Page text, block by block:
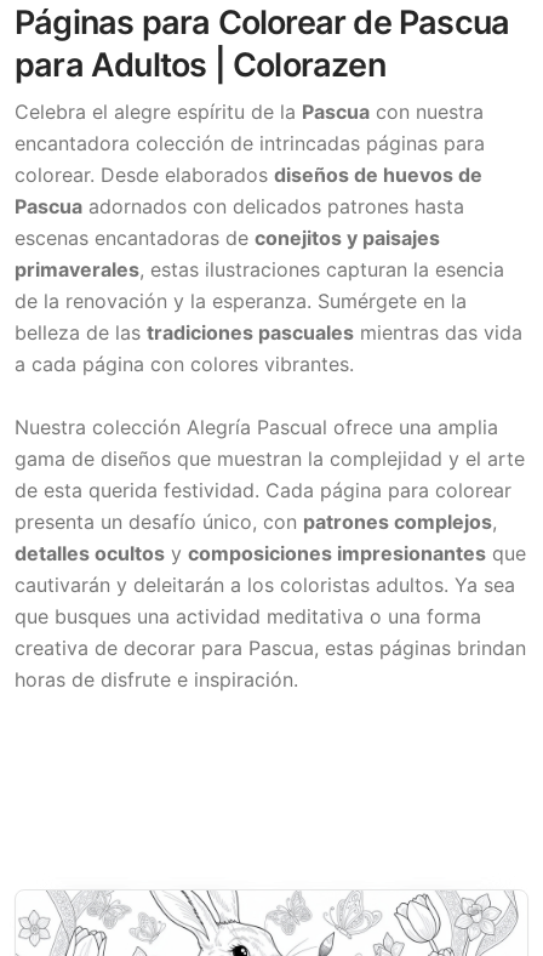
Páginas para Colorear de Pascua
para Adultos | Colorazen
Celebra el alegre espíritu de la Pascua con nuestra
encantadora colección de intrincadas páginas para
colorear. Desde elaborados diseños de huevos de
Pascua adornados con delicados patrones hasta
escenas encantadoras de conejitos y paisajes
primaverales, estas ilustraciones capturan la esencia
de la renovación y la esperanza. Sumérgete en la
belleza de las tradiciones pascuales mientras das vida
a cada página con colores vibrantes.
Nuestra colección Alegría Pascual ofrece una amplia
gama de diseños que muestran la complejidad y el arte
de esta querida festividad. Cada página para colorear
presenta un desafío único, con patrones complejos,
detalles ocultos y composiciones impresionantes que
cautivarán y deleitarán a los coloristas adultos. Ya sea
que busques una actividad meditativa o una forma
creativa de decorar para Pascua, estas páginas brindan
horas de disfrute e inspiración.